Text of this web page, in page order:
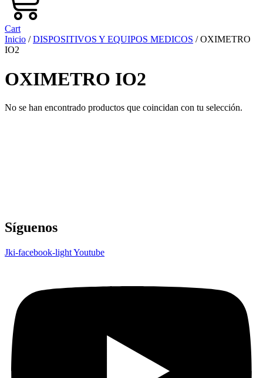
Cart
Inicio /DISPOSITIVOS Y EQUIPOS MEDICOS / OXIMETRO
IO2
OXIMETRO IO2
No se han encontrado productos que coincidan con tu selección.
Síguenos
Jki-facebook-lightYoutube